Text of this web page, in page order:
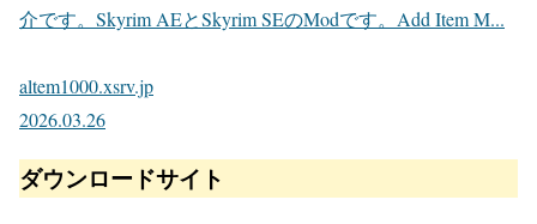
介です。Skyrim AEとSkyrim SEのModです。Add Item M...
altem1000.xsrv.jp
2026.03.26
ダウンロードサイト